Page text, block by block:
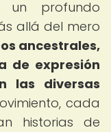
profundo
allá del mero
ancestrales,
de expresión
las diversas
cada
historias de